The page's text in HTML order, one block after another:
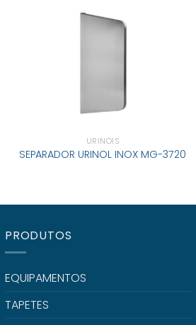
URINÓIS
SEPARADOR URINOL INOX MG-3720
PRODUTOS
EQUIPAMENTOS
TAPETES